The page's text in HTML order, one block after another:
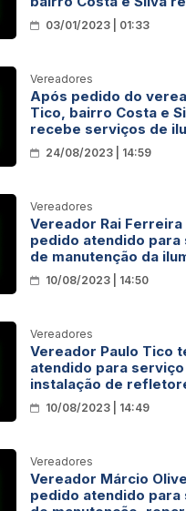
serviço de iluminação
03/01/2023 | 01:33
Vereadores
Após pedido do
Tico, bairro Costa e
recebe serviços de
24/08/2023 | 14:59
Vereadores
Vereador Rai Ferreira
pedido atendido para
de manutenção da
pública na Rua São
10/08/2023 | 14:50
Vereadores
Vereador Paulo Tico
atendido para
instalação de
beco da rede
10/08/2023 | 14:49
Vereadores
Vereador Márcio
pedido atendido para